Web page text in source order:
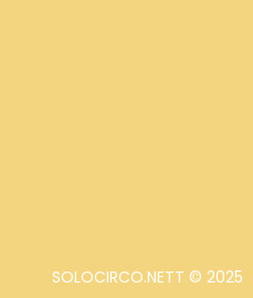
SOLOCIRCO.NETT © 2025